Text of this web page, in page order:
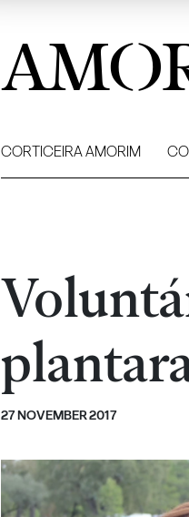
CORTICEIRA AMORIM
27 NOVEMBER 2017